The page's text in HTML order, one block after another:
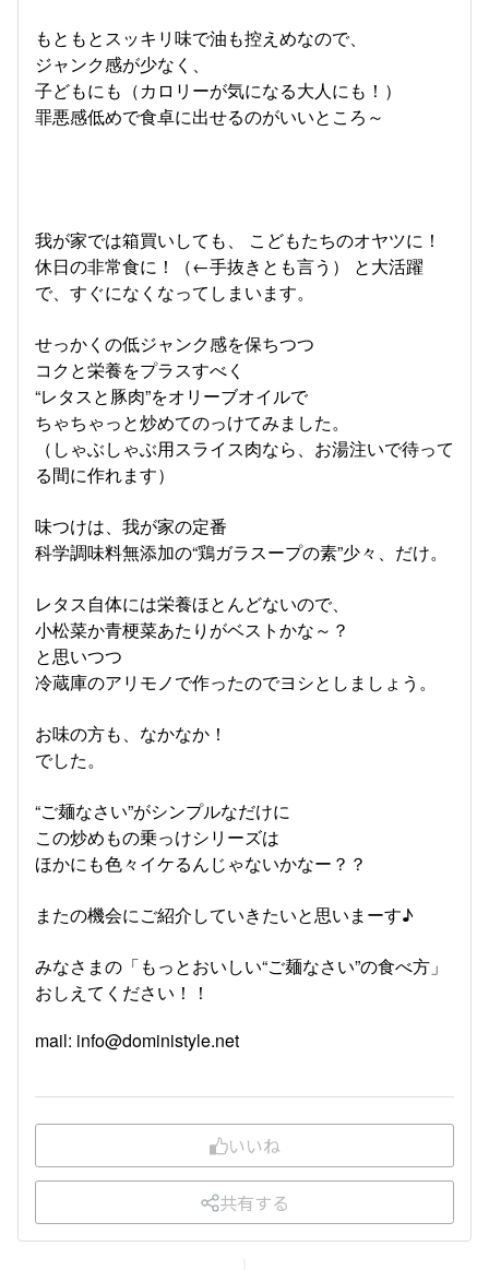
もともとスッキリ味で油も控えめなので、
ジャンク感が少なく、
子どもにも（カロリーが気になる大人にも！）
罪悪感低めで食卓に出せるのがいいところ～
我が家では箱買いしても、 こどもたちのオヤツに！
休日の非常食に！（←手抜きとも言う） と大活躍
で、すぐになくなってしまいます。
せっかくの低ジャンク感を保ちつつ
コクと栄養をプラスすべく
“レタスと豚肉”をオリーブオイルで
ちゃちゃっと炒めてのっけてみました。
（しゃぶしゃぶ用スライス肉なら、お湯注いで待って
る間に作れます）
味つけは、我が家の定番
科学調味料無添加の“鶏ガラスープの素”少々、だけ。
レタス自体には栄養ほとんどないので、
小松菜か青梗菜あたりがベストかな～？
と思いつつ
冷蔵庫のアリモノで作ったのでヨシとしましょう。
お味の方も、なかなか！
でした。
“ご麺なさい”がシンプルなだけに
この炒めもの乗っけシリーズは
ほかにも色々イケるんじゃないかなー？？
またの機会にご紹介していきたいと思いまーす♪
みなさまの「もっとおいしい“ご麺なさい”の食べ方」
おしえてください！！
mail: info@doministyle.net
いいね
共有する